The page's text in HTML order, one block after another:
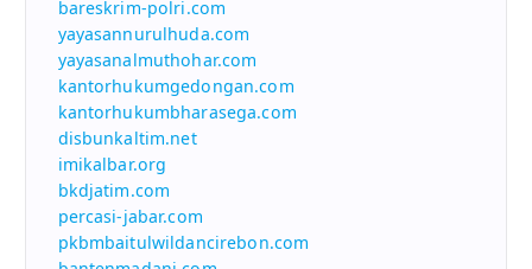
bareskrim-polri.com
yayasannurulhuda.com
yayasanalmuthohar.com
kantorhukumgedongan.com
kantorhukumbharasega.com
disbunkaltim.net
imikalbar.org
bkdjatim.com
percasi-jabar.com
pkbmbaitulwildancirebon.com